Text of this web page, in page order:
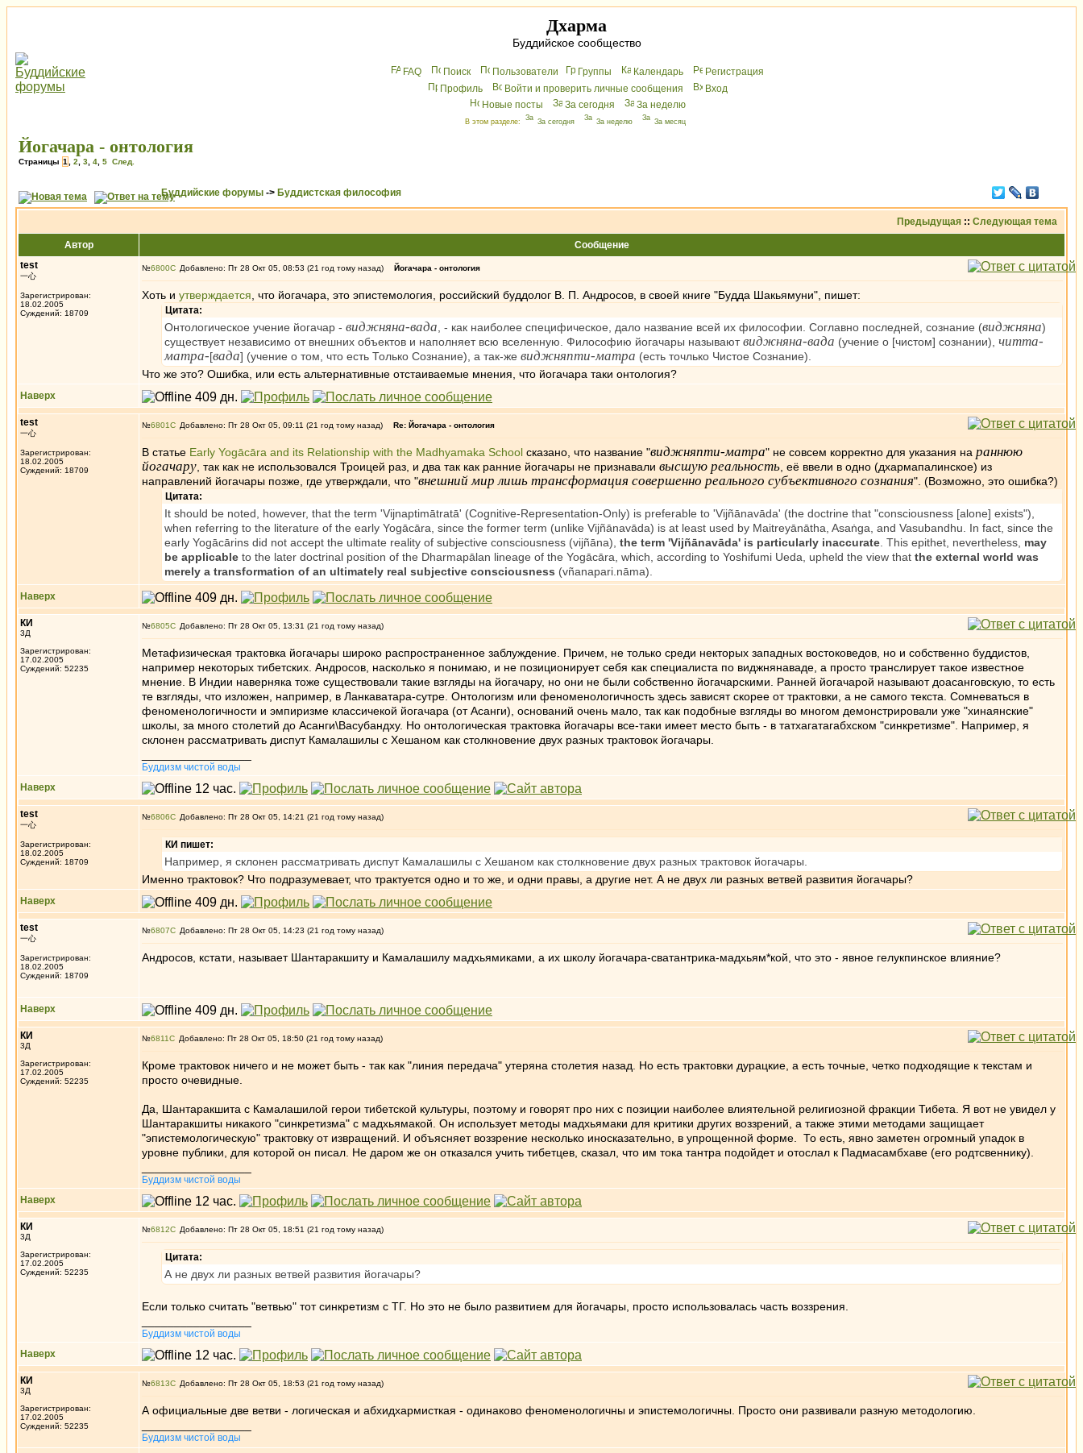
Дхарма
Буддийское сообщество
FAQ Поиск Пользователи Группы Календарь
Peгиcтрaция
Профиль
Войти и проверить личные сообщения
Вхoд
Новые посты
За сегодня За неделю
В этом разделе: За сегодня За неделю За месяц
Йогачара - онтология
Страницы 1 2 3 4 5 След.
Буддийские форумы -> Буддистская философия
Предыдущая :: Следующая тема
Автор
Сообщение
test
一心
Зарегистрирован:
18.02.2005
Суждений: 18709
№6800 Добавлено: Пт 28 Окт 05, 08:53 (21 год тому назад) Йогачара - онтология
Хоть и утверждается , что йогачара, это эпистемология, российский буддолог В. П. Андросов, в своей книге "Будда Шакьямуни", пишет:
Цитата:
Онтологическое учение йогачар - виджняна-вада , - как наиболее специфическое, дало название всей их философии. Соглавно последней, сознание (виджняна)
существует независимо от внешних объектов и наполняет всю вселенную. Философию йогачары называютвиджняна-вада (учение о [чистом] сознании), читта-
матра-[вада] (учение о том, что есть Только Сознание), а так-же виджняпти-матра (есть точлько Чистое Сознание).
Что же это? Ошибка, или есть альтернативные отстаиваемые мнения, что йогачара таки онтология?
Наверх
test
一心
Зарегистрирован:
18.02.2005
Суждений: 18709
№6801 Добавлено: Пт 28 Окт 05, 09:11 (21 год тому назад) Re: Йогачара - онтология
В статье Early Yogācāra and its Relationship with the Madhyamaka School сказано, что название "виджняпти-матра" не совсем корректно для указания на раннюю
йогачару , так как не использовался Троицей раз, и два так как ранние йогачары не признавали высшую реальность , её ввели в одно (дхармапалинское) из
направлений йогачары позже, где утверждали, что "внешний мир лишь трансформация совершенно реального субъективного сознания". (Возможно, это ошибка?)
Цитата:
It should be noted, however, that the term 'Vijnaptimātratā' (Cognitive-Representation-Only) is preferable to 'Vijñānavāda' (the doctrine that "consciousness [alone] exists"),
when referring to the literature of the early Yogācāra, since the former term (unlike Vijñānavāda) is at least used by Maitreyānātha, Asaṅga, and Vasubandhu. In fact, since the
early Yogācārins did not accept the ultimate reality of subjective consciousness (vijñāna), the term 'Vijñānavāda' is particularly inaccurate . This epithet, nevertheless, may
be applicable to the later doctrinal position of the Dharmapālan lineage of the Yogācāra, which, according to Yoshifumi Ueda, upheld the view that the external world was
merely a transformation of an ultimately real subjective consciousness (vñanapari.nāma).
Наверх
КИ
3Д
Зарегистрирован:
17.02.2005
Суждений: 52235
№6805 Добавлено: Пт 28 Окт 05, 13:31 (21 год тому назад)
Метафизическая трактовка йогачары широко распространенное заблуждение. Причем, не только среди некторых западных востоковедов, но и собственно буддистов,
например некоторых тибетских. Андросов, насколько я понимаю, и не позиционирует себя как специалиста по виджнянаваде, а просто транслирует такое известное
мнение. В Индии наверняка тоже существовали такие взгляды на йогачару, но они не были собственно йогачарскими. Ранней йогачарой называют доасанговскую, то есть
те взгляды, что изложен, например, в Ланкаватара-сутре. Онтологизм или феноменологичность здесь зависят скорее от трактовки, а не самого текста. Сомневаться в
феноменологичности и эмпиризме классичекой йогачара (от Асанги), оснований очень мало, так как подобные взгляды во многом демонстрировали уже "хинаянские"
школы, за много столетий до Асанги\Васубандху. Но онтологическая трактовка йогачары все-таки имеет место быть - в татхагатагабхском "синкретизме". Например, я
склонен рассматривать диспут Камалашилы с Хешаном как столкновение двух разных трактовок йогачары.
Буддизм чистой воды
Наверх
test
一心
Зарегистрирован:
18.02.2005
Суждений: 18709
№6806 Добавлено: Пт 28 Окт 05, 14:21 (21 год тому назад)
КИ пишет:
Например, я склонен рассматривать диспут Камалашилы с Хешаном как столкновение двух разных трактовок йогачары.
Именно трактовок? Что подразумевает, что трактуется одно и то же, и одни правы, а другие нет. А не двух ли разных ветвей развития йогачары?
Наверх
test
一心
Зарегистрирован:
18.02.2005
Суждений: 18709
№6807 Добавлено: Пт 28 Окт 05, 14:23 (21 год тому назад)
Андросов, кстати, называет Шантаракшиту и Камалашилу мадхьямиками, а их школу йогачара-сватантрика-мадхьям*кой, что это - явное гелукпинское влияние?
Наверх
КИ
3Д
Зарегистрирован:
17.02.2005
Суждений: 52235
№6811 Добавлено: Пт 28 Окт 05, 18:50 (21 год тому назад)
Кроме трактовок ничего и не может быть - так как "линия передача" утеряна столетия назад. Но есть трактовки дурацкие, а есть точные, четко подходящие к текстам и
просто очевидные.
Да, Шантаракшита с Камалашилой герои тибетской культуры, поэтому и говорят про них с позиции наиболее влиятельной религиозной фракции Тибета. Я вот не увидел у
Шантаракшиты никакого "синкретизма" с мадхьямакой. Он использует методы мадхьямаки для критики других воззрений, а также этими методами защищает
"эпистемологическую" трактовку от извращений. И объясняет воззрение несколько иносказательно, в упрощенной форме. То есть, явно заметен огромный упадок в
уровне публики, для которой он писал. Не даром же он отказался учить тибетцев, сказал, что им тока тантра подойдет и отослал к Падмасамбхаве (его родтсвеннику).
Буддизм чистой воды
Наверх
КИ
3Д
Зарегистрирован:
17.02.2005
Суждений: 52235
№6812 Добавлено: Пт 28 Окт 05, 18:51 (21 год тому назад)
Цитата:
А не двух ли разных ветвей развития йогачары?
Если только считать "ветвью" тот синкретизм с ТГ. Но это не было развитием для йогачары, просто использовалась часть воззрения.
Буддизм чистой воды
Наверх
КИ
3Д
Зарегистрирован:
17.02.2005
Суждений: 52235
№6813 Добавлено: Пт 28 Окт 05, 18:53 (21 год тому назад)
А официальные две ветви - логическая и абхидхармисткая - одинаково феноменологичны и эпистемологичны. Просто они развивали разную методологию.
Буддизм чистой воды